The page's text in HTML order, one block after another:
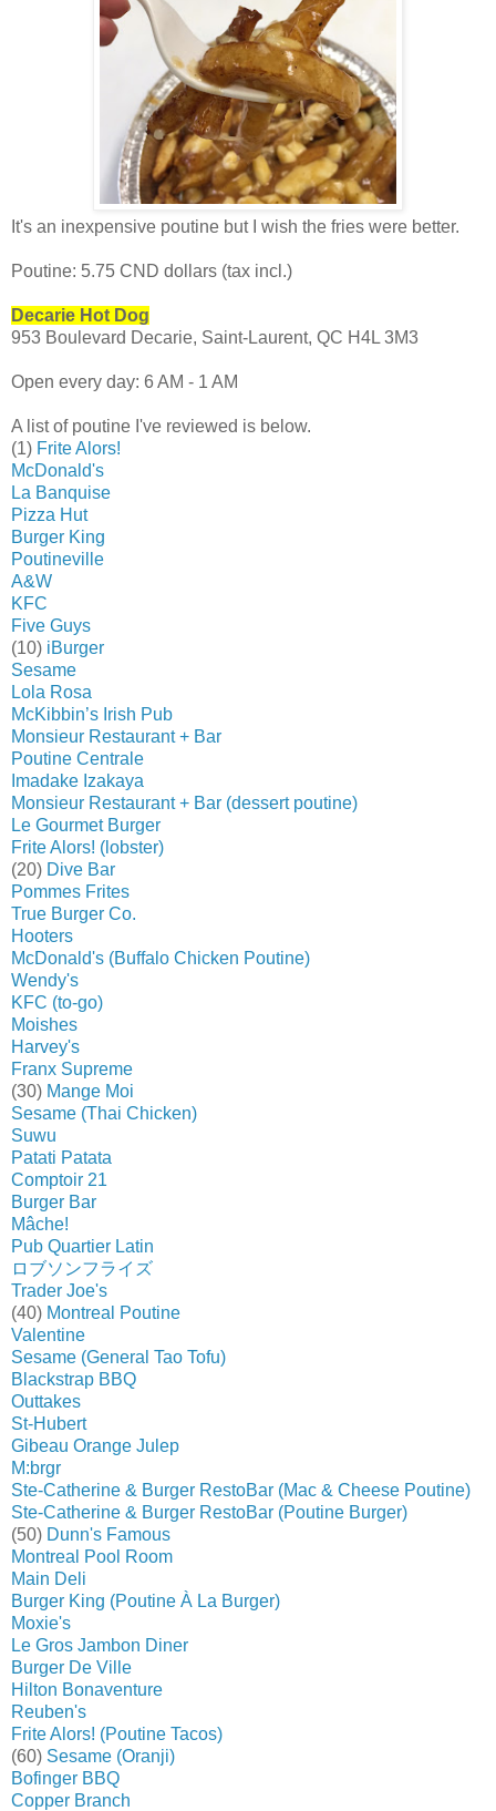
It's an inexpensive poutine but I wish the fries were better.
Poutine: 5.75 CND dollars (tax incl.)
Decarie Hot Dog
953 Boulevard Decarie, Saint-Laurent, QC H4L 3M3
Open every day: 6 AM - 1 AM
A list of poutine I've reviewed is below.
(1) Frite Alors!
McDonald's
La Banquise
Pizza Hut
Burger King
Poutineville
A&W
KFC
Five Guys
(10) iBurger
Sesame
Lola Rosa
McKibbin’s Irish Pub
Monsieur Restaurant + Bar
Poutine Centrale
Imadake Izakaya
Monsieur Restaurant + Bar (dessert poutine)
Le Gourmet Burger
Frite Alors! (lobster)
(20) Dive Bar
Pommes Frites
True Burger Co.
Hooters
McDonald's (Buffalo Chicken Poutine)
Wendy's
KFC (to-go)
Moishes
Harvey's
Franx Supreme
(30) Mange Moi
Sesame (Thai Chicken)
Suwu
Patati Patata
Comptoir 21
Burger Bar
Mâche!
Pub Quartier Latin
ロブソンフライズ
Trader Joe's
(40) Montreal Poutine
Valentine
Sesame (General Tao Tofu)
Blackstrap BBQ
Outtakes
St-Hubert
Gibeau Orange Julep
M:brgr
Ste-Catherine & Burger RestoBar (Mac & Cheese Poutine)
Ste-Catherine & Burger RestoBar (Poutine Burger)
(50) Dunn's Famous
Montreal Pool Room
Main Deli
Burger King (Poutine À La Burger)
Moxie's
Le Gros Jambon Diner
Burger De Ville
Hilton Bonaventure
Reuben's
Frite Alors! (Poutine Tacos)
(60) Sesame (Oranji)
Bofinger BBQ
Copper Branch